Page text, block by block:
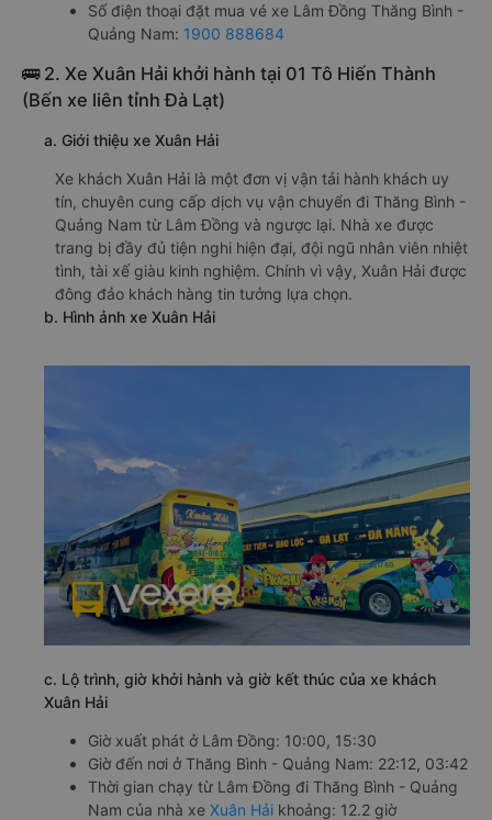
Số điện thoại đặt mua vé xe Lâm Đồng Thăng Bình -
Quảng Nam: 1900 888684
🚌 2. Xe Xuân Hải khởi hành tại 01 Tô Hiến Thành
(Bến xe liên tỉnh Đà Lạt)
a. Giới thiệu xe Xuân Hải
Xe khách Xuân Hải là một đơn vị vận tải hành khách uy
tín, chuyên cung cấp dịch vụ vận chuyển đi Thăng Bình -
Quảng Nam từ Lâm Đồng và ngược lại. Nhà xe được
trang bị đầy đủ tiện nghi hiện đại, đội ngũ nhân viên nhiệt
tình, tài xế giàu kinh nghiệm. Chính vì vậy, Xuân Hải được
đông đảo khách hàng tin tưởng lựa chọn.
b. Hình ảnh xe Xuân Hải
c. Lộ trình, giờ khởi hành và giờ kết thúc của xe khách
Xuân Hải
Giờ xuất phát ở Lâm Đồng: 10:00, 15:30
Giờ đến nơi ở Thăng Bình - Quảng Nam: 22:12, 03:42
Thời gian chạy từ Lâm Đồng đi Thăng Bình - Quảng
Nam của nhà xe Xuân Hải khoảng: 12.2 giờ